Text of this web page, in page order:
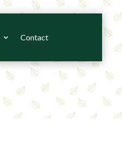
Contact